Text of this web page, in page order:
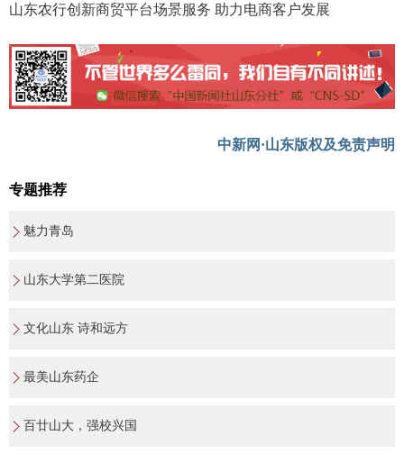
山东农行创新商贸平台场景服务 助力电商客户发展
中新网·山东版权及免责声明
专题推荐
魅力青岛
山东大学第二医院
文化山东 诗和远方
最美山东药企
百廿山大，强校兴国